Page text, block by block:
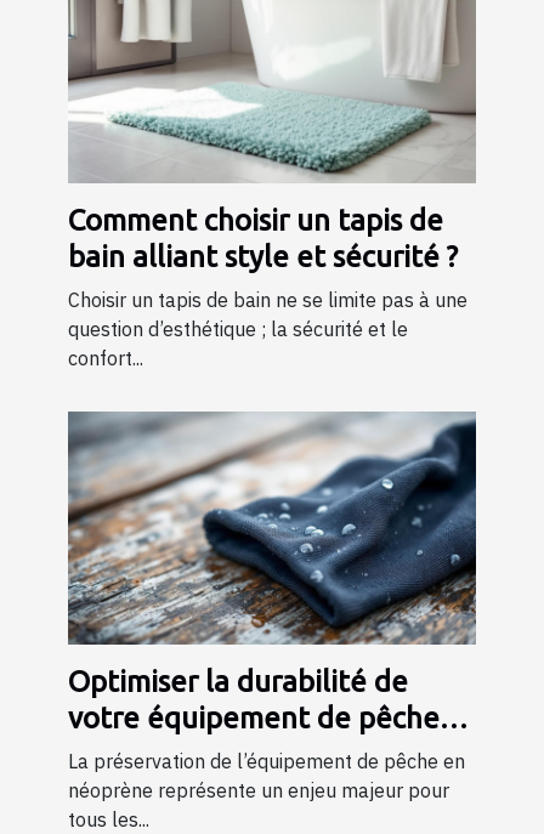
Comment choisir un tapis de
bain alliant style et sécurité ?
Choisir un tapis de bain ne se limite pas à une
question d’esthétique ; la sécurité et le
confort...
Optimiser la durabilité de
votre équipement de pêche
en néoprène
La préservation de l’équipement de pêche en
néoprène représente un enjeu majeur pour
tous les...